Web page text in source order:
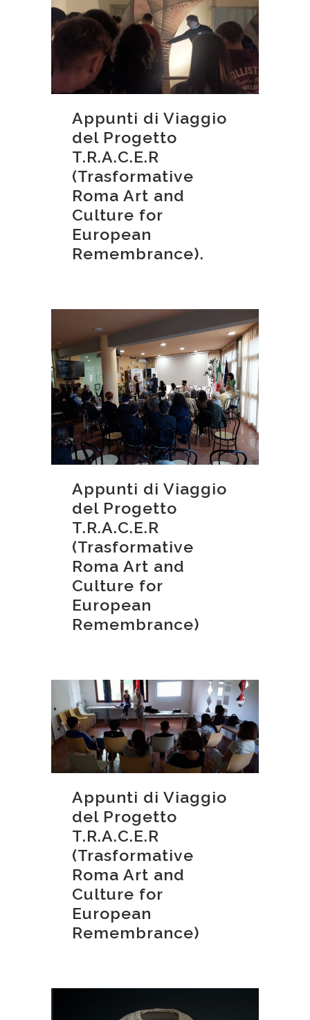
Appunti di Viaggio
del Progetto
T.R.A.C.E.R
(Trasformative
Roma Art and
Culture for
European
Remembrance).
Appunti di Viaggio
del Progetto
T.R.A.C.E.R
(Trasformative
Roma Art and
Culture for
European
Remembrance)
Appunti di Viaggio
del Progetto
T.R.A.C.E.R
(Trasformative
Roma Art and
Culture for
European
Remembrance)